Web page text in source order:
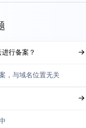
行备案？
，与域名位置无关